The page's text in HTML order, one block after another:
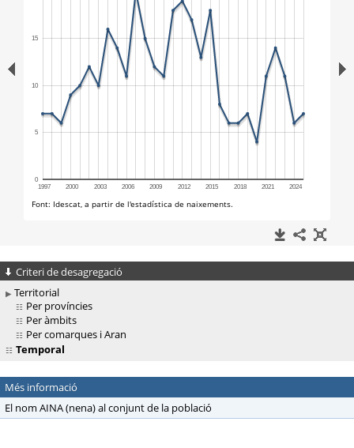
Criteri de desagregació
Territorial
Per províncies
Per àmbits
Per comarques i Aran
Temporal
Més informació
El nom AINA (nena) al conjunt de la població